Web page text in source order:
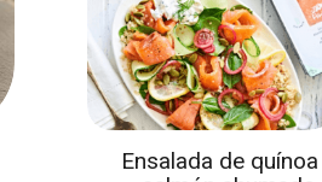
Ensalada de